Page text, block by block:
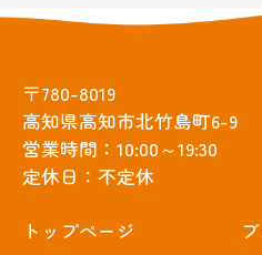
〒780-8019
高知県高知市北竹島町6-9
営業時間：10:00～19:30
定休日：不定休
トップぺージ